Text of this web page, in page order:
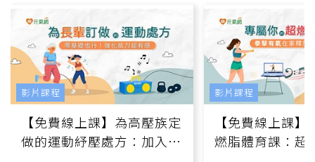
【免費線上課】為高壓族定
做的運動紓壓處方：加入行
影片課程
【免費線上課
燃脂體育課：超
影片課程